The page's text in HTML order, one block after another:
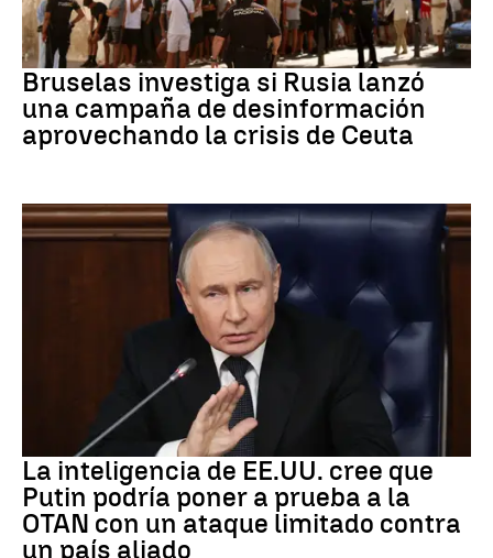
Desinformación rusa
Bruselas investiga si Rusia lanzó
una campaña de desinformación
aprovechando la crisis de Ceuta
La inteligencia de EE.UU. cree que
Putin podría poner a prueba a la
OTAN con un ataque limitado contra
un país aliado